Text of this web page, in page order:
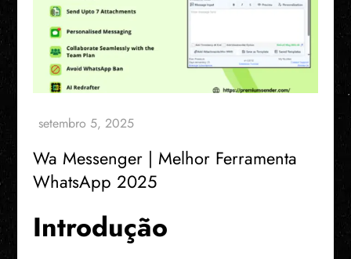
Wa Messenger | Melhor Ferramenta
WhatsApp 2025
Introdução